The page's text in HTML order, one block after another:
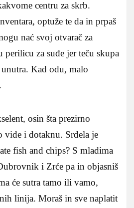
centru za skrb.
optuže te da in prpaš
nać svoj otvarač za
perilicu za suđe jer teču skupa
Kad odu, malo
osin šta prezirno
vide i dotaknu. Srdela je
fish and chips? S mladima
i Zrće pa in objasniš
će sutra tamo ili vamo,
linija. Moraš in sve naplatit